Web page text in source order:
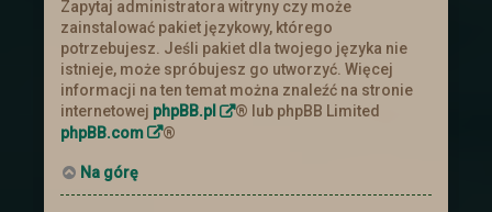
Zapytaj administratora witryny czy może
zainstalować pakiet językowy, którego
potrzebujesz. Jeśli pakiet dla twojego języka nie
istnieje, może spróbujesz go utworzyć. Więcej
informacji na ten temat można znaleźć na stronie
internetowej phpBB.pl
® lub phpBB Limited
phpBB.com
®
Na górę